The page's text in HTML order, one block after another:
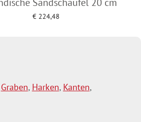
€ 224,48
Graben, Harken, Kanten,